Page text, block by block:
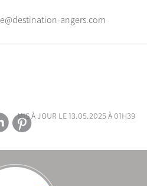
angers.com
mis à jour le 13.05.2025 à 01h39